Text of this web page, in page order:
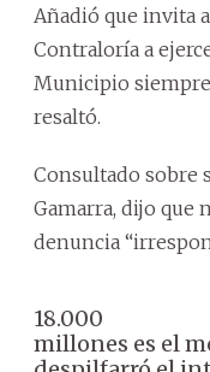
Añadió que invita
Contraloría a
Municipio
resaltó.
Consultado sobre
Gamarra, dijo que
denuncia
18.000
millones es el